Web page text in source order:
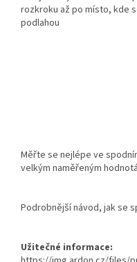
rozkroku až po místo, kde
podlahou
Měřte se nejlépe ve
velkým naměřeným
Podrobnější návod, jak se
Užitečné informace: